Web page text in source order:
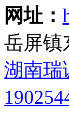
网址：
岳屏镇
湖南瑞